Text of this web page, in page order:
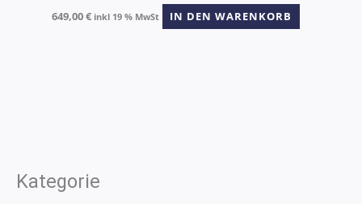
Kategorie
649,00€ inkl 19 % MwSt IN DEN WARENKORB